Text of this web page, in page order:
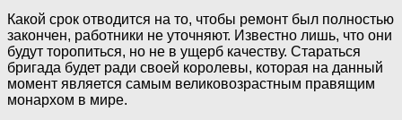
Какой срок отводится на то, чтобы ремонт был полностью
закончен, работники не уточняют. Известно лишь, что они
будут торопиться, но не в ущерб качеству. Стараться
бригада будет ради своей королевы, которая на данный
момент является самым великовозрастным правящим
монархом в мире.